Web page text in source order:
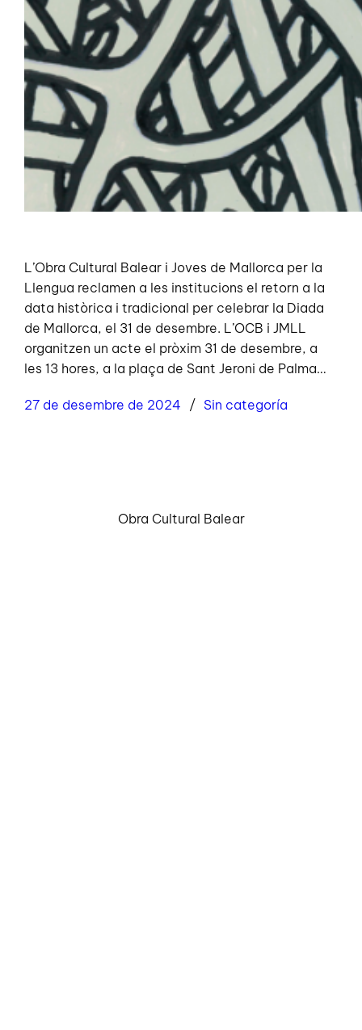
L’Obra Cultural Balear i Joves de Mallorca per la
Llengua reclamen a les institucions el retorn a la
data històrica i tradicional per celebrar la Diada
de Mallorca, el 31 de desembre. L’OCB i JMLL
organitzen un acte el pròxim 31 de desembre, a
les 13 hores, a la plaça de Sant Jeroni de Palma…
27 de desembre de 2024 Sin categoría
Obra Cultural Balear